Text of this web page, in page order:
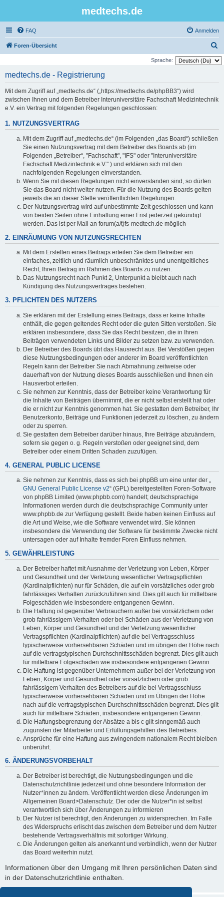
medtechs.de
FAQ Anmelden
Foren-Übersicht
u
Sprache:
medtechs.de - Registrierung
Mit dem Zugriff auf „medtechs.de“ („https://medtechs.de/phpBB3“) wird
zwischen Ihnen und dem Betreiber Interuniversitäre Fachschaft Medizintechnik
e.V. ein Vertrag mit folgenden Regelungen geschlossen:
1. NUTZUNGSVERTRAG
Mit dem Zugriff auf „medtechs.de“ (im Folgenden „das Board“) schließen
Sie einen Nutzungsvertrag mit dem Betreiber des Boards ab (im
Folgenden „Betreiber“, "Fachschaft", "IFS" oder "Interuniversitäre
Fachschaft Medizintechnik e.V." ) und erklären sich mit den
nachfolgenden Regelungen einverstanden.
Wenn Sie mit diesen Regelungen nicht einverstanden sind, so dürfen
Sie das Board nicht weiter nutzen. Für die Nutzung des Boards gelten
jeweils die an dieser Stelle veröffentlichten Regelungen.
Der Nutzungsvertrag wird auf unbestimmte Zeit geschlossen und kann
von beiden Seiten ohne Einhaltung einer Frist jederzeit gekündigt
werden. Das ist per Mail an forum(a/t)fs-medtech.de möglich
2. EINRÄUMUNG VON NUTZUNGSRECHTEN
Mit dem Erstellen eines Beitrags erteilen Sie dem Betreiber ein
einfaches, zeitlich und räumlich unbeschränktes und unentgeltliches
Recht, Ihren Beitrag im Rahmen des Boards zu nutzen.
Das Nutzungsrecht nach Punkt 2, Unterpunkt a bleibt auch nach
Kündigung des Nutzungsvertrages bestehen.
3. PFLICHTEN DES NUTZERS
Sie erklären mit der Erstellung eines Beitrags, dass er keine Inhalte
enthält, die gegen geltendes Recht oder die guten Sitten verstoßen. Sie
erklären insbesondere, dass Sie das Recht besitzen, die in Ihren
Beiträgen verwendeten Links und Bilder zu setzen bzw. zu verwenden.
Der Betreiber des Boards übt das Hausrecht aus. Bei Verstößen gegen
diese Nutzungsbedingungen oder anderer im Board veröffentlichten
Regeln kann der Betreiber Sie nach Abmahnung zeitweise oder
dauerhaft von der Nutzung dieses Boards ausschließen und Ihnen ein
Hausverbot erteilen.
Sie nehmen zur Kenntnis, dass der Betreiber keine Verantwortung für
die Inhalte von Beiträgen übernimmt, die er nicht selbst erstellt hat oder
die er nicht zur Kenntnis genommen hat. Sie gestatten dem Betreiber, Ihr
Benutzerkonto, Beiträge und Funktionen jederzeit zu löschen, zu ändern
oder zu sperren.
Sie gestatten dem Betreiber darüber hinaus, Ihre Beiträge abzuändern,
sofern sie gegen o. g. Regeln verstoßen oder geeignet sind, dem
Betreiber oder einem Dritten Schaden zuzufügen.
4. GENERAL PUBLIC LICENSE
Sie nehmen zur Kenntnis, dass es sich bei phpBB um eine unter der „
GNU General Public License v2“ (GPL) bereitgestellten Foren-Software
von phpBB Limited (www.phpbb.com) handelt; deutschsprachige
Informationen werden durch die deutschsprachige Community unter
www.phpbb.de zur Verfügung gestellt. Beide haben keinen Einfluss auf
die Art und Weise, wie die Software verwendet wird. Sie können
insbesondere die Verwendung der Software für bestimmte Zwecke nicht
untersagen oder auf Inhalte fremder Foren Einfluss nehmen.
5. GEWÄHRLEISTUNG
Der Betreiber haftet mit Ausnahme der Verletzung von Leben, Körper
und Gesundheit und der Verletzung wesentlicher Vertragspflichten
(Kardinalpflichten) nur für Schäden, die auf ein vorsätzliches oder grob
fahrlässiges Verhalten zurückzuführen sind. Dies gilt auch für mittelbare
Folgeschäden wie insbesondere entgangenen Gewinn.
Die Haftung ist gegenüber Verbrauchern außer bei vorsätzlichem oder
grob fahrlässigem Verhalten oder bei Schäden aus der Verletzung von
Leben, Körper und Gesundheit und der Verletzung wesentlicher
Vertragspflichten (Kardinalpflichten) auf die bei Vertragsschluss
typischerweise vorhersehbaren Schäden und im übrigen der Höhe nach
auf die vertragstypischen Durchschnittsschäden begrenzt. Dies gilt auch
für mittelbare Folgeschäden wie insbesondere entgangenen Gewinn.
Die Haftung ist gegenüber Unternehmern außer bei der Verletzung von
Leben, Körper und Gesundheit oder vorsätzlichem oder grob
fahrlässigem Verhalten des Betreibers auf die bei Vertragsschluss
typischerweise vorhersehbaren Schäden und im Übrigen der Höhe
nach auf die vertragstypischen Durchschnittsschäden begrenzt. Dies gilt
auch für mittelbare Schäden, insbesondere entgangenen Gewinn.
Die Haftungsbegrenzung der Absätze a bis c gilt sinngemäß auch
zugunsten der Mitarbeiter und Erfüllungsgehilfen des Betreibers.
Ansprüche für eine Haftung aus zwingendem nationalem Recht bleiben
unberührt.
6. ÄNDERUNGSVORBEHALT
Der Betreiber ist berechtigt, die Nutzungsbedingungen und die
Datenschutzrichtlinie jederzeit und ohne besondere Information der
Nutzer*innen zu ändern. Veröffentlicht werden diese Änderungen im
Allgemeinen Board>Datenschutz. Der oder die Nutzer*in ist selbst
verantwortlich sich über Änderungen zu informieren
Der Nutzer ist berechtigt, den Änderungen zu widersprechen. Im Falle
des Widerspruchs erlischt das zwischen dem Betreiber und dem Nutzer
bestehende Vertragsverhältnis mit sofortiger Wirkung.
Die Änderungen gelten als anerkannt und verbindlich, wenn der Nutzer
das Board weiterhin nutzt.
Informationen über den Umgang mit Ihren persönlichen Daten sind
in der Datenschutzrichtlinie enthalten.